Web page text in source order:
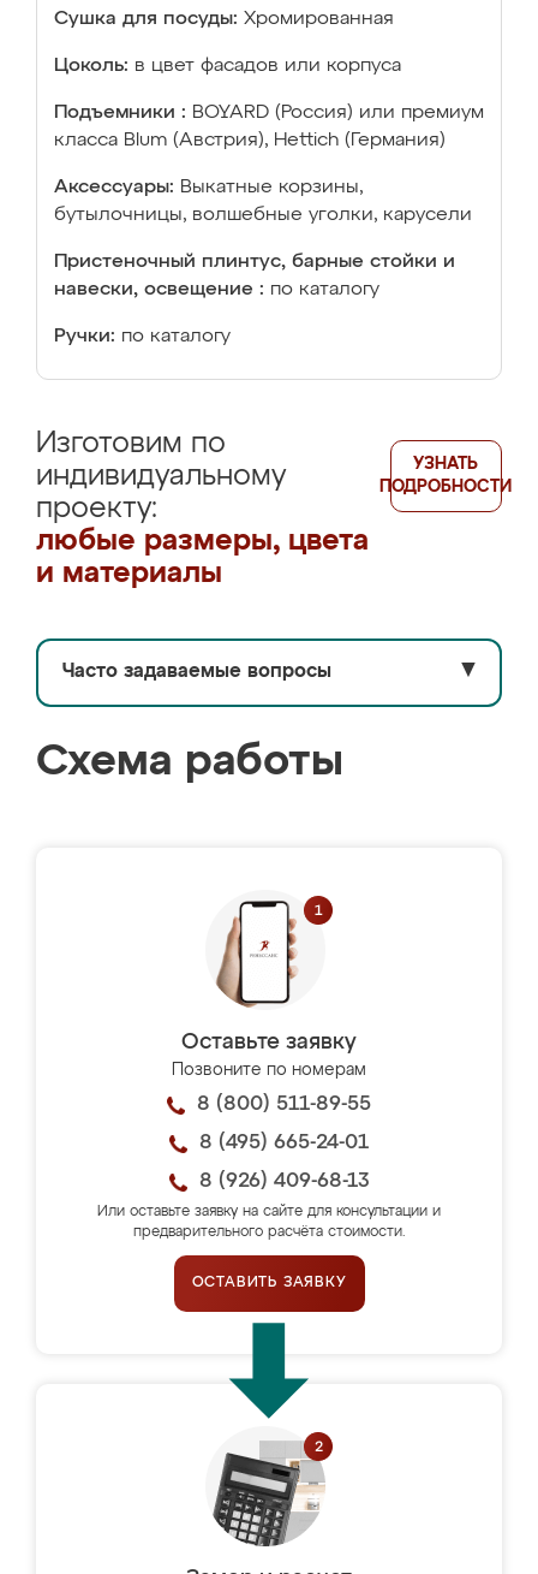
Сушка для посуды: Хромированная
Цоколь: в цвет фасадов или корпуса
Подъемники : BOYARD (Россия) или премиум
класса Blum (Австрия), Hettich (Германия)
Аксессуары: Выкатные корзины,
бутылочницы, волшебные уголки, карусели
Пристеночный плинтус, барные стойки и
навески, освещение : по каталогу
Ручки: по каталогу
Изготовим по
индивидуальному
проекту:
любые размеры, цвета
и материалы
УЗНАТЬ
ПОДРОБНОСТИ
Часто задаваемые вопросы ▼
Схема работы
Оставьте заявку
Позвоните по номерам
8 (800) 511-89-55
8 (495) 665-24-01
8 (926) 409-68-13
Или оставьте заявку на сайте для консультации и
предварительного расчёта стоимости.
ОСТАВИТЬ ЗАЯВКУ